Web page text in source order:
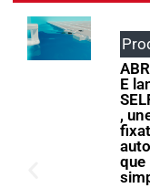
E
,
que